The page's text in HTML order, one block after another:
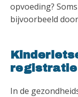
opvoeding?
bijvoorbeeld
registratie
In de